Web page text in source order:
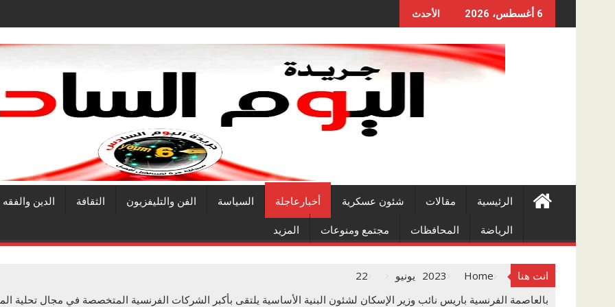
to
6 أغسطس، 2026 الأحدث
الرئيسية مقالات شئون عسكرية أخبارعاجلة السياسة الفن والتليفزيون الثقافة الدين والفقه
الرياضة المحافظات مجتمع ومنوعات المزيد
انت هنا Home
2023 يونيو
22
بالعاصمة الفرنسية باريس نائب وزير الإسكان لشئون البنية الأساسية يلتقى بأكبر الشركات الفرنسية المتخصصة في مجال